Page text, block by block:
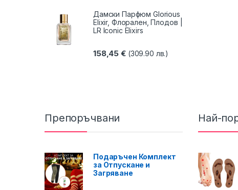
Дамски Парфюм Glorious
Elixir, Флорален, Плодов |
LR Iconic Elixirs
158,45€ (309.90 лв.)
Препоръчвани
Подаръчен Комплект
за Отпускане и
Загряване
Най-